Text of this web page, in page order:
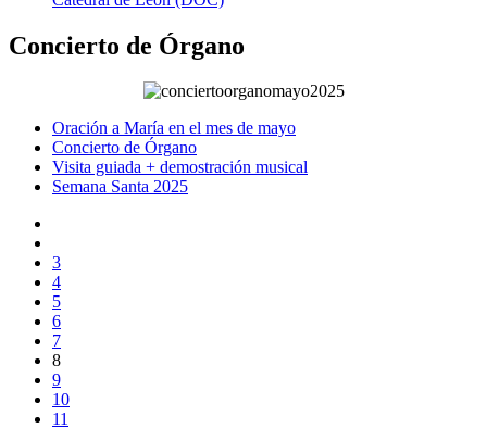
Concierto de Órgano
Oración a María en el mes de mayo
Concierto de Órgano
Visita guiada + demostración musical
Semana Santa 2025
3
4
5
6
7
8
9
10
11